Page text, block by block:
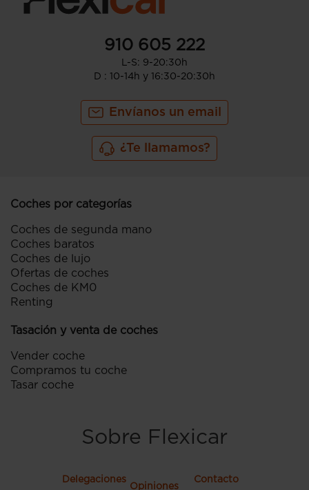
910 605 222
L-S: 9-20:30h
D : 10-14h y 16:30-20:30h
Envíanos un email
¿Te llamamos?
Coches por categorías
Coches de segunda mano
Coches baratos
Coches de lujo
Ofertas de coches
Coches de KM0
Renting
Tasación y venta de coches
Vender coche
Compramos tu coche
Tasar coche
Sobre Flexicar
Delegaciones
Opiniones
Contacto